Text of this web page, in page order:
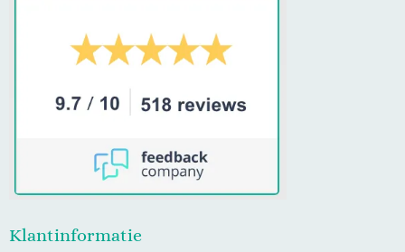
Klantinformatie